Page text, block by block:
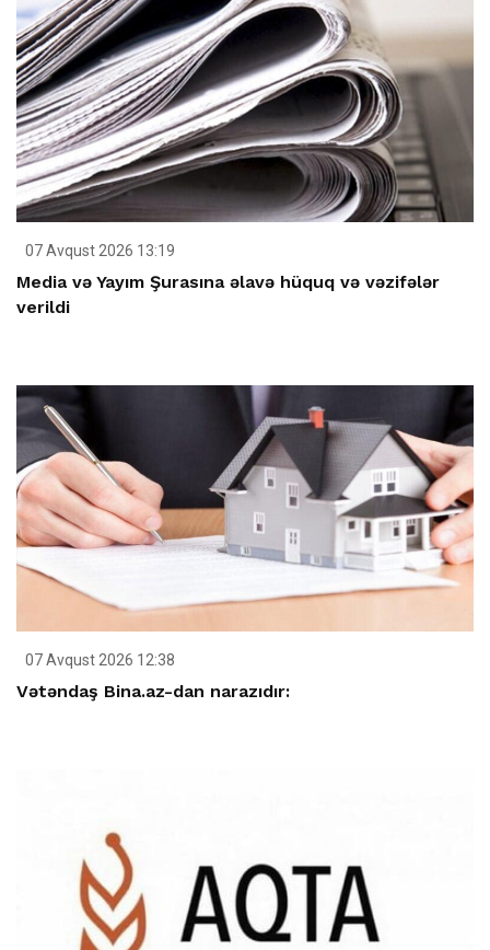
07 Avqust 2026 13:19
Media və Yayım Şurasına əlavə hüquq və vəzifələr
verildi
07 Avqust 2026 12:38
Vətəndaş Bina.az-dan narazıdır: